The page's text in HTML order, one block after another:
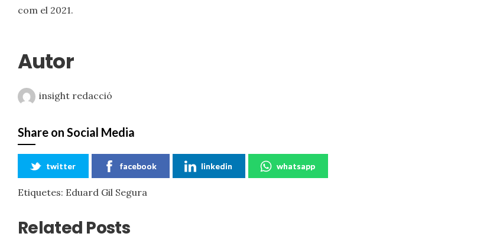
com el 2021.
Autor
insight redacció
Share on Social Media
twitter facebook linkedin whatsapp
Etiquetes: Eduard Gil Segura
Related Posts